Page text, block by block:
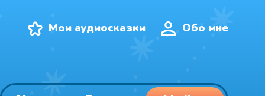
Мои аудиосказки Обо мне